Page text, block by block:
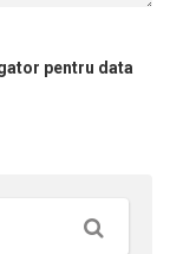
pentru data
Căutare